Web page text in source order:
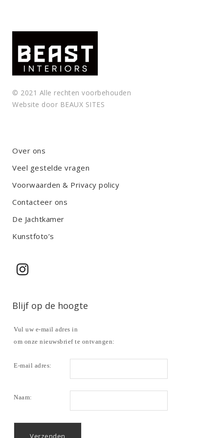
© 2021 Alle rechten voorbehouden
Website door BEAUX SITES
Over ons
Veel gestelde vragen
Voorwaarden & Privacy policy
Contacteer ons
De Jachtkamer
Kunstfoto’s
Blijf op de hoogte
Vul uw e-mail adres in
om onze nieuwsbrief te ontvangen:
E-mail adres:
Naam: